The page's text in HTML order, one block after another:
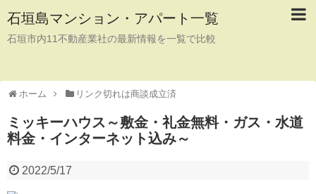
石垣島マンション・アパート一覧
石垣市内11不動産業社の最新情報を一覧で比較
ホーム リンク切れは商談成立済
ミッキーハウス～敷金・礼金無料・ガス・水道
料金・インターネット込み～
2022/5/17